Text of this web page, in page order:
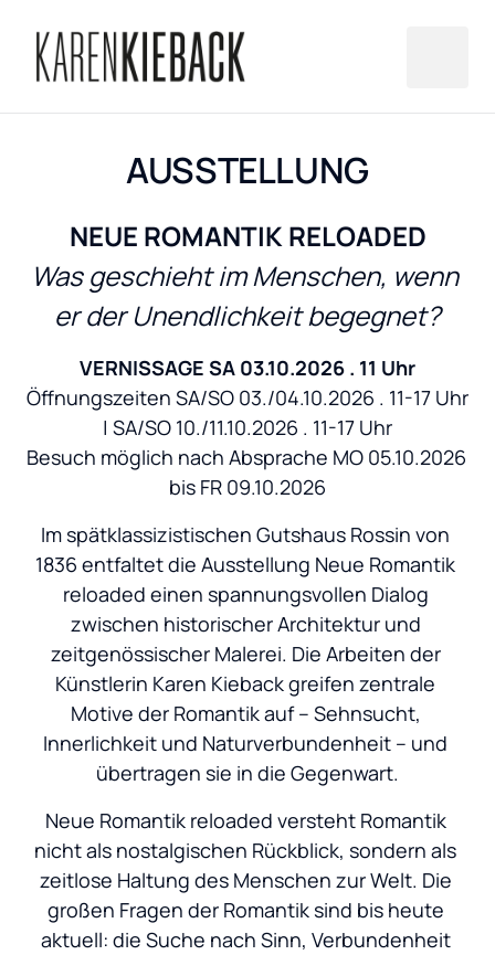
AUSSTELLUNG
NEUE ROMANTIK RELOADED
Was geschieht im Menschen, wenn
er der Unendlichkeit begegnet?
VERNISSAGE SA 03.10.2026 . 11 Uhr
Öffnungszeiten SA/SO 03./04.10.2026 . 11-17 Uhr
| SA/SO 10./11.10.2026 . 11-17 Uhr
Besuch möglich nach Absprache MO 05.10.2026
bis FR 09.10.2026
Im spätklassizistischen Gutshaus Rossin von
1836 entfaltet die Ausstellung Neue Romantik
reloaded einen spannungsvollen Dialog
zwischen historischer Architektur und
zeitgenössischer Malerei. Die Arbeiten der
Künstlerin Karen Kieback greifen zentrale
Motive der Romantik auf – Sehnsucht,
Innerlichkeit und Naturverbundenheit – und
übertragen sie in die Gegenwart.
Neue Romantik reloaded versteht Romantik
nicht als nostalgischen Rückblick, sondern als
zeitlose Haltung des Menschen zur Welt. Die
großen Fragen der Romantik sind bis heute
aktuell: die Suche nach Sinn, Verbundenheit